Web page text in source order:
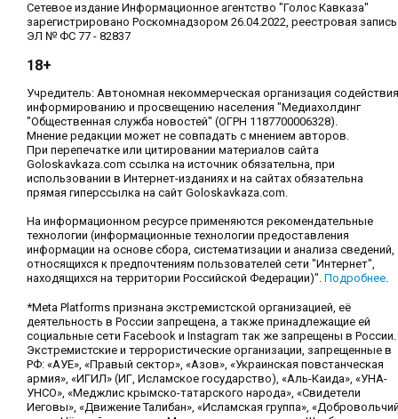
Сетевое издание Информационное агентство "Голос Кавказа"
зарегистрировано Роскомнадзором 26.04.2022, реестровая запись
ЭЛ № ФС 77 - 82837
18+
Учредитель: Автономная некоммерческая организация содействия
информированию и просвещению населения "Медиахолдинг
"Общественная служба новостей" (ОГРН 1187700006328).
Мнение редакции может не совпадать с мнением авторов.
При перепечатке или цитировании материалов сайта
Goloskavkaza.com ссылка на источник обязательна, при
использовании в Интернет-изданиях и на сайтах обязательна
прямая гиперссылка на сайт Goloskavkaza.com.
На информационном ресурсе применяются рекомендательные
технологии (информационные технологии предоставления
информации на основе сбора, систематизации и анализа сведений,
относящихся к предпочтениям пользователей сети "Интернет",
находящихся на территории Российской Федерации)". Подробнее.
*Meta Platforms признана экстремистской организацией, её
деятельность в России запрещена, а также принадлежащие ей
социальные сети Facebook и Instagram так же запрещены в России.
Экстремистские и террористические организации, запрещенные в
РФ: «АУЕ», «Правый сектор», «Азов», «Украинская повстанческая
армия», «ИГИЛ» (ИГ, Исламское государство), «Аль-Каида», «УНА-
УНСО», «Меджлис крымско-татарского народа», «Свидетели
Иеговы», «Движение Талибан», «Исламская группа»,